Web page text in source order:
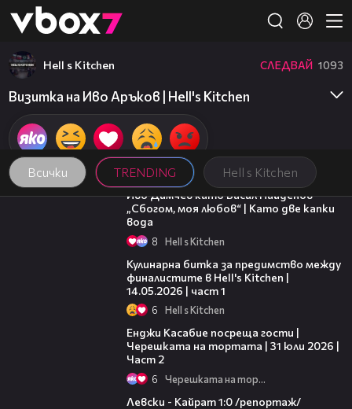
👾
Всички TRENDING Hell s Kitchen
Hell s Kitchen СЛЕДВАЙ 1093
Визитка на Иво Аръков | Hell's Kitchen
07:36
Иво Димчев като Васил Найденов -
„Сбогом, моя любов“ | Като две капки
вода
8 Hell s Kitchen
Кулинарна битка за предимство между
финалистите в Hell's Kitchen |
14.05.2026 | част 1
6 Hell s Kitchen
Енджи Касабие посреща гости |
Черешката на тортата | 31 юли 2026 |
Част 2
6 Черешката на тортата
Левски - Кайрат 1:0 /репортаж/